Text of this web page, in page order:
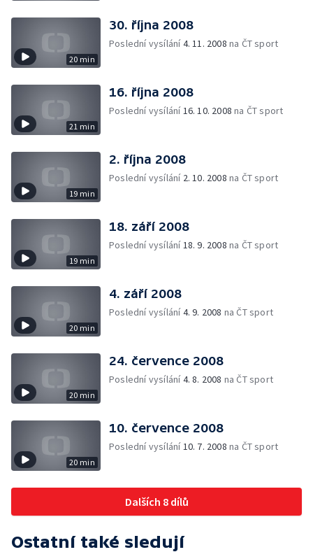
20 min
30. října 2008
Poslední vysílání4. 11. 2008 na ČT sport
21 min
16. října 2008
Poslední vysílání16. 10. 2008 na ČT sport
19 min
2. října 2008
Poslední vysílání 2. 10. 2008 na ČT sport
19 min
18. září 2008
Poslední vysílání18. 9. 2008 na ČT sport
20 min
4. září 2008
Poslední vysílání4. 9. 2008 na ČT sport
20 min
24. července 2008
Poslední vysílání4. 8. 2008 na ČT sport
20 min
10. července 2008
Poslední vysílání10. 7. 2008 na ČT sport
Dalších 8 dílů
Ostatní také sledují